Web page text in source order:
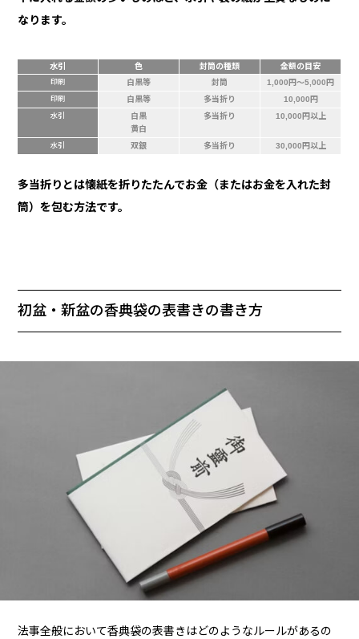
なります。
水引 色 封筒の種類 金額の目安
印刷 白黒等 封筒 1,000円～5,000円
印刷 白黒等 多当折り 10,000円
水引
白黒
黄白
多当折り 10,000円以上
水引 双銀 多当折り 30,000円以上
多当折りとは懐紙を折りたたんでお金（またはお金を入れた封
筒）を包む方法です。
初盆・新盆の香典袋の表書きの書き方
法事全般において香典袋の表書きはどのようなルールがあるの